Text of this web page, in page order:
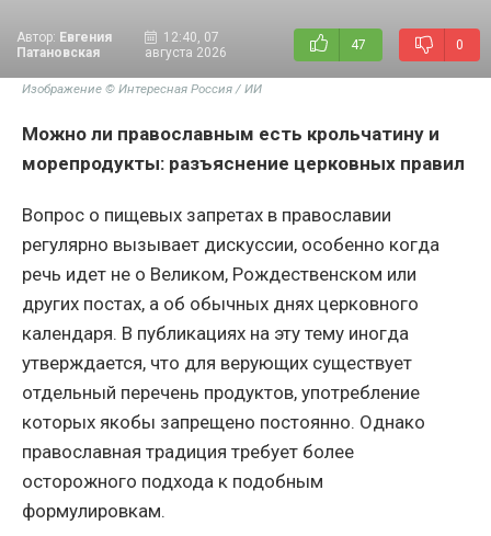
Автор: Евгения
Патановская
12:40, 07
августа 2026
47 0
Изображение © Интересная Россия / ИИ
Можно ли православным есть крольчатину и
морепродукты: разъяснение церковных правил
Вопрос о пищевых запретах в православии
регулярно вызывает дискуссии, особенно когда
речь идет не о Великом, Рождественском или
других постах, а об обычных днях церковного
календаря. В публикациях на эту тему иногда
утверждается, что для верующих существует
отдельный перечень продуктов, употребление
которых якобы запрещено постоянно. Однако
православная традиция требует более
осторожного подхода к подобным
формулировкам.